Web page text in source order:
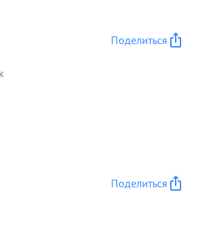
Поделиться
Поделиться